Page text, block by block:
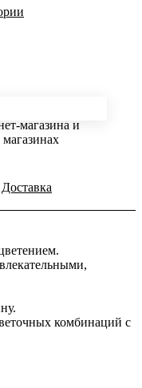
магазина и
Доставка
комбинаций с